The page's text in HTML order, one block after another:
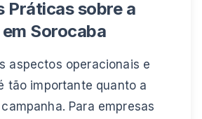
Práticas sobre a
Sorocaba
aspectos operacionais e
tão importante quanto a
Para empresas